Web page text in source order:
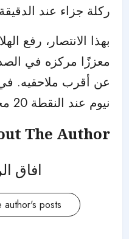
ركلة جزاء عند الدقيقة 66.
معززًا مركزه في
عن أقرب ملاحقيه.
نيوم عند النقطة 20 محتفظًا بالمركز العاشر.
The Author
افاق
author's posts